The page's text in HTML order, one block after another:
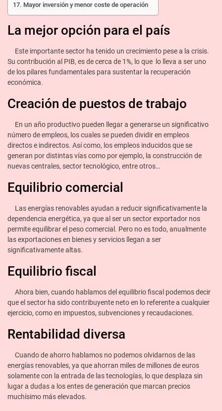
Mayor inversión y menor coste de operación
La mejor opción para el país
Este importante sector ha tenido un crecimiento pese a la crisis.
Su contribución al PIB, es de cerca de 1%, lo que lo lleva a ser uno
de los pilares fundamentales para sustentar la recuperación
económica.
Creación de puestos de trabajo
En un año productivo pueden llegar a generarse un significativo
número de empleos, los cuales se pueden dividir en empleos
directos e indirectos. Así como, los empleos inducidos que se
generan por distintas vías como por ejemplo, la construcción de
nuevas centrales, sector tecnológico, entre otros…
Equilibrio comercial
Las energías renovables ayudan a reducir significativamente la
dependencia energética, ya que al ser un sector exportador nos
permite equilibrar el peso comercial. Pero no es todo, anualmente
las exportaciones en bienes y servicios llegan a ser
significativamente altas.
Equilibrio fiscal
Ahora bien, cuando hablamos del equilibrio fiscal podemos decir
que el sector ha sido contribuyente neto en lo referente a cualquier
ejercicio, como en impuestos, subvenciones y recaudaciones.
Rentabilidad diversa
Cuando de ahorro hablamos no podemos olvidarnos de las
energías renovables, ya que ahorran miles de millones de euros
solamente con la entrada de las tecnologías, lo que desplaza sin
lugar a dudas a los entes de generación que marcan precios
muchísimo más elevados.